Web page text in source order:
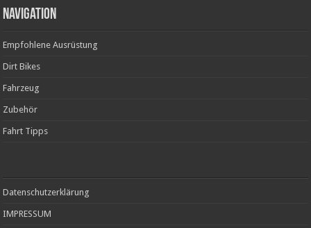
Navigation
Empfohlene Ausrüstung
Dirt Bikes
Fahrzeug
Zubehör
Fahrt Tipps
Datenschutzerklärung
IMPRESSUM